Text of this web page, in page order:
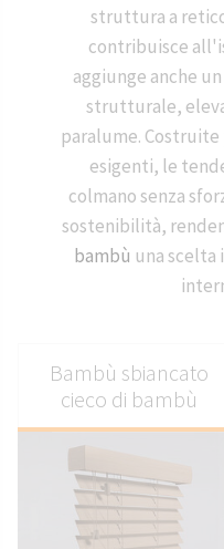
struttura a
contribuisce
aggiunge anche
strutturale,
paralume.
esigenti, le
colmano senza
sostenibilità,
bambù una scelta
Bambù sbiancato
cieco di bambù